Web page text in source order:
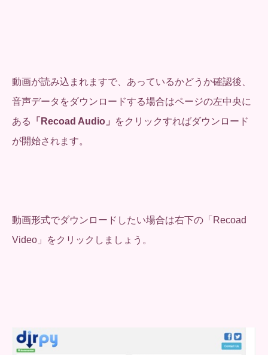
動画が読み込まれますで、あっているかどうか確認後、
音声データをダウンロードする場合はページの左中央に
ある
「Recoad Audio」
をクリックすればダウンロード
が開始されます。
動画形式でダウンロードしたい場合は右下の「Recoad
Video」をクリックしましょう。